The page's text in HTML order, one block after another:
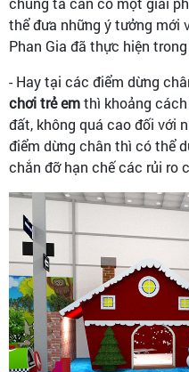
thể đưa những ý tưởng mới
Phan Gia đã thực hiện
- Hay tại các điểm dừng
chơi trẻ emthì khoảng
đất, không quá cao đối với
điểm dừng chân thì có thể
chắn đỡ hạn chế các rủi ro